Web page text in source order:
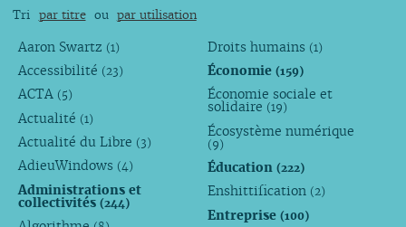
Tri par titre ou par utilisation
Aaron Swartz (1)
Accessibilité (23)
ACTA (5)
Actualité (1)
Actualité du Libre (3)
AdieuWindows (4)
Administrations et
collectivités (244)
Droits humains (1)
Économie(159)
Économie sociale et
solidaire (19)
Écosystème numérique
(9)
Éducation(222)
Enshittification (2)
Entreprise(100)